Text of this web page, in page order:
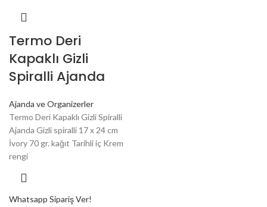
Termo Deri
Kapaklı Gizli
Spiralli Ajanda
Ajanda ve Organizerler
Termo Deri Kapaklı Gizli Spiralli
Ajanda Gizli spiralli 17 x 24 cm
İvory 70 gr. kağıt Tarihli iç Krem
rengi
Whatsapp Sipariş Ver!